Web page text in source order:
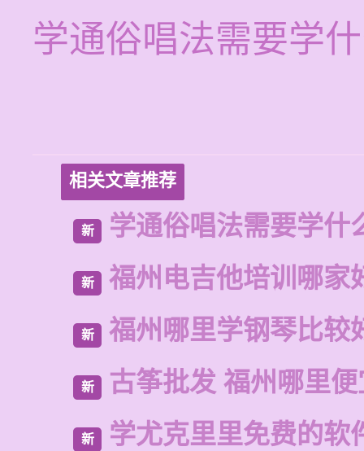
学通俗唱法需要学
相关文章推荐
新 学通俗唱法需要学什
新 福州电吉他培训哪家
新 福州哪里学钢琴比较
新 古筝批发 福州哪里
新 学尤克里里免费的软